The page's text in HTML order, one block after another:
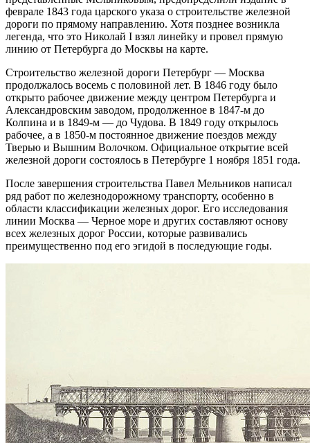
феврале 1843 года царского указа о строительстве железной
дороги по прямому направлению. Хотя позднее возникла
легенда, что это Николай I взял линейку и провел прямую
линию от Петербурга до Москвы на карте.
Строительство железной дороги Петербург — Москва
продолжалось восемь с половиной лет. В 1846 году было
открыто рабочее движение между центром Петербурга и
Александровским заводом, продолженное в 1847-м до
Колпина и в 1849-м — до Чудова. В 1849 году открылось
рабочее, а в 1850-м постоянное движение поездов между
Тверью и Вышним Волочком. Официальное открытие всей
железной дороги состоялось в Петербурге 1 ноября 1851 года.
После завершения строительства Павел Мельников написал
ряд работ по железнодорожному транспорту, особенно в
области классификации железных дорог. Его исследования
линии Москва — Черное море и других составляют основу
всех железных дорог России, которые развивались
преимущественно под его эгидой в последующие годы.